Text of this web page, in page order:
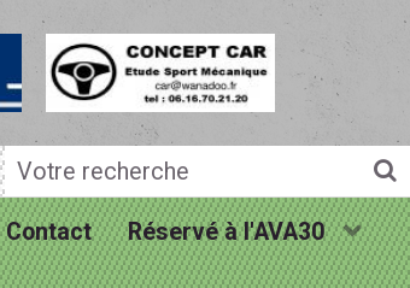
Contact Réservé à l'AVA30